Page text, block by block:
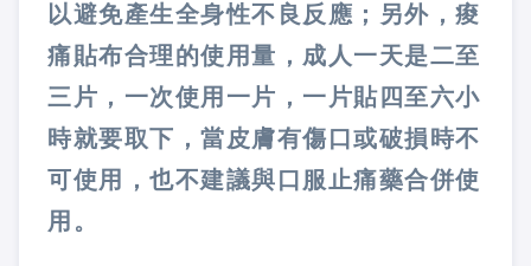
以避免產生全身性不良反應；另外，痠
痛貼布合理的使用量，成人一天是二至
三片，一次使用一片，一片貼四至六小
時就要取下，當皮膚有傷口或破損時不
可使用，也不建議與口服止痛藥合併使
用。